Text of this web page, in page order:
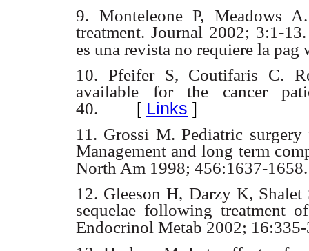
9. Monteleone P, Meadows
treatment.Journal 2002; 3:1-
es una revista no requiere la pag
10. Pfeifer S, Coutifaris C.
available for the cancer
40. [ Links ]
11. Grossi M. Pediatric
Management and long term
North Am 1998; 456:1637-1658.
12. Gleeson H, Darzy K,
sequelae following treatment
Endocrinol Metab 2002;